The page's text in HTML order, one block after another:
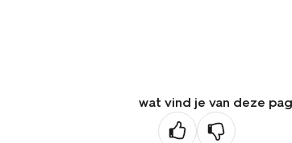
wat vind je van deze